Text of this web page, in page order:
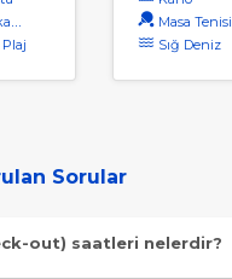
Masa Tenisi
Sığ Deniz
Sorular
out) saatleri nelerdir?